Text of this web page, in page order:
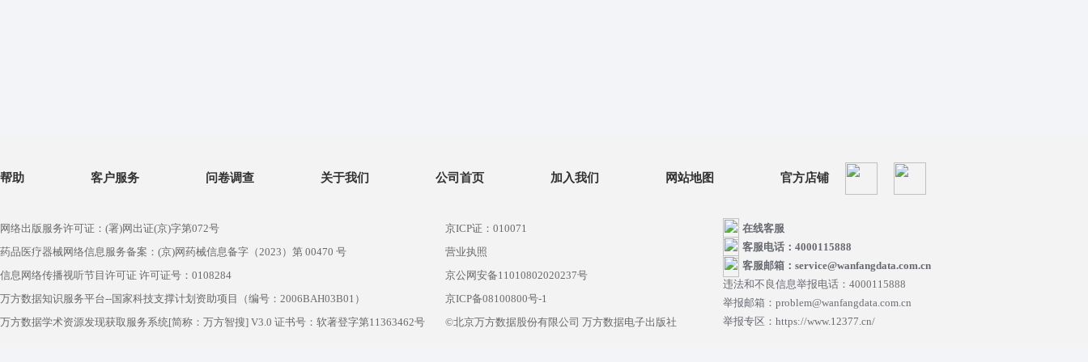
帮助 客户服务 问卷调查 关于我们 公司首页 加入我们 网站地图 官方店铺
网络出版服务许可证：(署)网出证(京)字第072号
药品医疗器械网络信息服务备案：(京)网药械信息备字（2023）第 00470 号
信息网络传播视听节目许可证 许可证号：0108284
万方数据知识服务平台--国家科技支撑计划资助项目（编号：2006BAH03B01）
万方数据学术资源发现获取服务系统[简称：万方智搜] V3.0 证书号：软著登字第11363462号
京ICP证：010071
营业执照
京公网安备11010802020237号
京ICP备08100800号-1
©北京万方数据股份有限公司 万方数据电子出版社
在线客服
客服电话：4000115888
客服邮箱：service@wanfangdata.com.cn
违法和不良信息举报电话：4000115888
举报邮箱：problem@wanfangdata.com.cn
举报专区：https://www.12377.cn/